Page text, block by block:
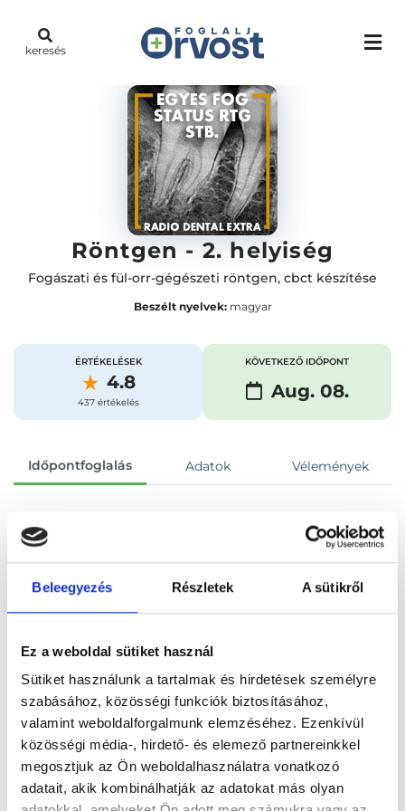
Beleegyezés Részletek A sütikről
Ez a weboldal sütiket használ
Sütiket használunk a tartalmak és hirdetések személyre
szabásához, közösségi funkciók biztosításához,
valamint weboldalforgalmunk elemzéséhez. Ezenkívül
közösségi média-, hirdető- és elemező partnereinkkel
megosztjuk az Ön weboldalhasználatra vonatkozó
adatait, akik kombinálhatják az adatokat más olyan
keresés
Röntgen - 2. helyiség
Fogászati és fül-orr-gégészeti röntgen, cbct készítése
Beszélt nyelvek:magyar
ÉRTÉKELÉSEK
4.8
437 értékelés
KÖVETKEZŐ IDŐPONT
Aug. 08.
Időpontfoglalás Adatok Vélemények
Foglalj időpontot
Összes szakterület Koronafelvétel (film / CD)
Főoldal Orvosok
Fogászati és fül-orr-gégészeti röntgen, cbct készítése
Fogászati és fül-orr-gégészeti röntgen, cbct készítése,